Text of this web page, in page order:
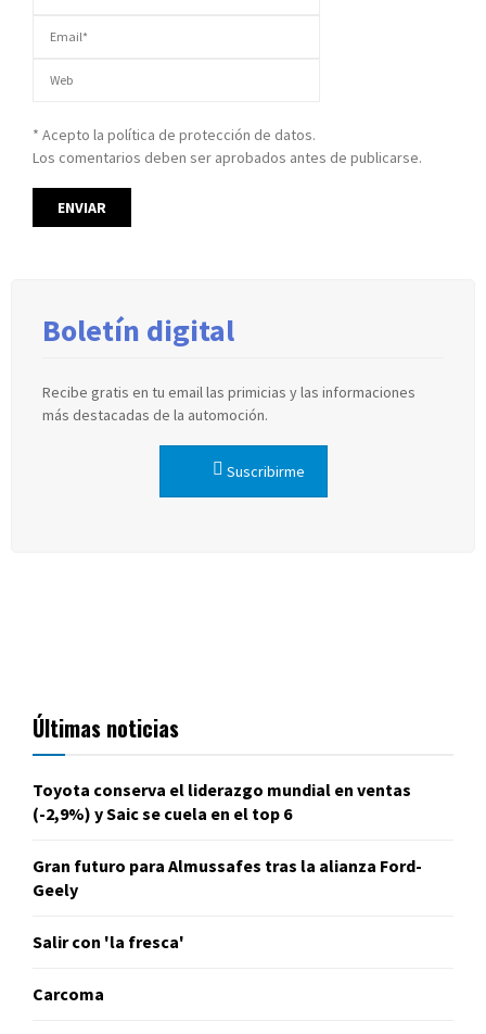
* Acepto la política de protección de datos.
Los comentarios deben ser aprobados antes de publicarse.
Boletín digital
Recibe gratis en tu email las primicias y las informaciones
más destacadas de la automoción.
Suscribirme
Últimas noticias
Toyota conserva el liderazgo mundial en ventas
(-2,9%) y Saic se cuela en el top 6
Gran futuro para Almussafes tras la alianza Ford-
Geely
Salir con 'la fresca'
Carcoma